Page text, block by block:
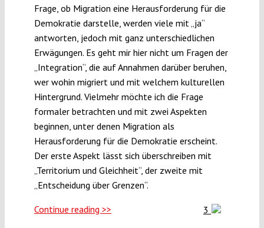
Frage, ob Migration eine Herausforderung für die
Demokratie darstelle, werden viele mit „ja“
antworten, jedoch mit ganz unterschiedlichen
Erwägungen. Es geht mir hier nicht um Fragen der
„Integration“, die auf Annahmen darüber beruhen,
wer wohin migriert und mit welchem kulturellen
Hintergrund. Vielmehr möchte ich die Frage
formaler betrachten und mit zwei Aspekten
beginnen, unter denen Migration als
Herausforderung für die Demokratie erscheint.
Der erste Aspekt lässt sich überschreiben mit
„Territorium und Gleichheit“, der zweite mit
„Entscheidung über Grenzen“.
Continue reading >> 3